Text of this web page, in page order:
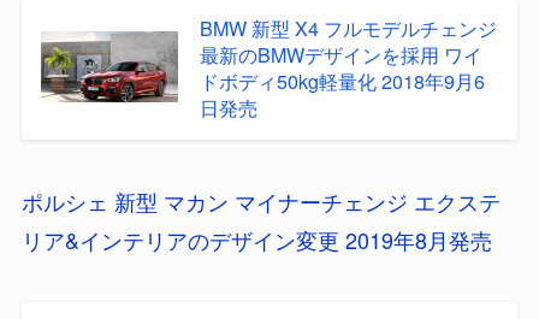
BMW 新型 X4 フルモデルチェンジ
最新のBMWデザインを採用 ワイ
ドボディ50kg軽量化 2018年9月6
日発売
ポルシェ 新型 マカン マイナーチェンジ エクステ
リア&インテリアのデザイン変更 2019年8月発売